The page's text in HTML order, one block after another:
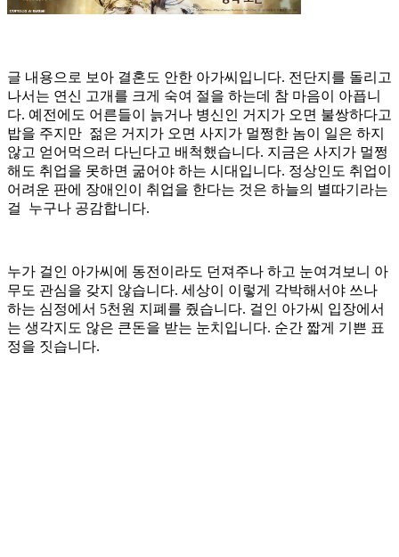
글 내용으로 보아 결혼도 안한 아가씨입니다. 전단지를 돌리고
나서는 연신 고개를 크게 숙여 절을 하는데 참 마음이 아픕니
다. 예전에도 어른들이 늙거나 병신인 거지가 오면 불쌍하다고
밥을 주지만 젊은 거지가 오면 사지가 멀쩡한 놈이 일은 하지
않고 얻어먹으러 다닌다고 배척했습니다. 지금은 사지가 멀쩡
해도 취업을 못하면 굶어야 하는 시대입니다. 정상인도 취업이
어려운 판에 장애인이 취업을 한다는 것은 하늘의 별따기라는
걸 누구나 공감합니다.
누가 걸인 아가씨에 동전이라도 던져주나 하고 눈여겨보니 아
무도 관심을 갖지 않습니다. 세상이 이렇게 각박해서야 쓰나
하는 심정에서 5천원 지폐를 줬습니다. 걸인 아가씨 입장에서
는 생각지도 않은 큰돈을 받는 눈치입니다. 순간 짧게 기쁜 표
정을 짓습니다.